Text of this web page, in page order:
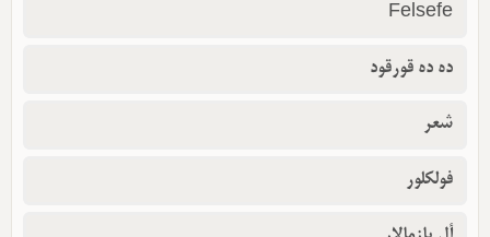
Felsefe
ده ده قورقود
شعر
فولکلور